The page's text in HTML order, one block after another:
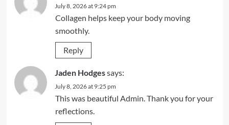
July 8, 2026 at 9:24 pm
Collagen helps keep your body moving
smoothly.
Reply
Jaden Hodgessays:
July 8, 2026 at 9:25 pm
This was beautiful Admin. Thank you for your
reflections.